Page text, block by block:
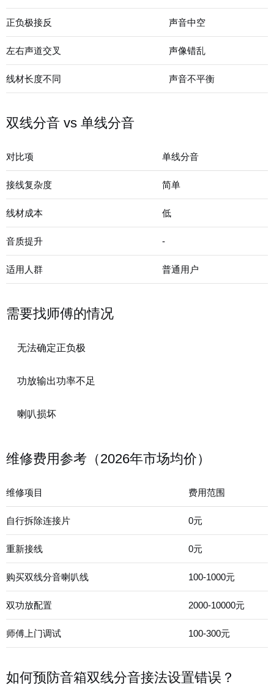
正负极接反 声音中空
左右声道交叉 声像错乱
线材长度不同 声音不平衡
双线分音 vs 单线分音
对比项 单线分音
接线复杂度 简单
线材成本 低
音质提升 -
适用人群 普通用户
需要找师傅的情况
无法确定正负极
功放输出功率不足
喇叭损坏
维修费用参考（2026年市场均价）
维修项目 费用范围
自行拆除连接片 0元
重新接线 0元
购买双线分音喇叭线 100-1000元
双功放配置 2000-10000元
师傅上门调试 100-300元
如何预防音箱双线分音接法设置错误？